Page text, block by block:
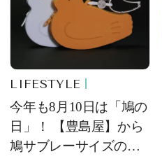
LIFESTYLE
今年も8月10日は「鳩の
日」！ 【豊島屋】から
鳩サブレーサイズのポ